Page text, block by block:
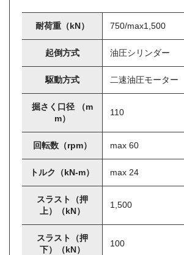
耐荷重（kN） 750/max1,500
起倒方式 油圧シリンダー
駆動方式 二速油圧モーター
掘さく口径 （m
m）
110
回転数（rpm） max 60
トルク（kN-m） max 24
スラスト（押
上）（kN）
1,500
スラスト（押
下）（kN）
100